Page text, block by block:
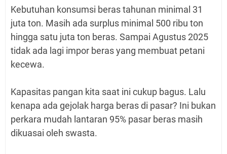
Kebutuhan konsumsi beras tahunan minimal 31
juta ton. Masih ada surplus minimal 500 ribu ton
hingga satu juta ton beras. Sampai Agustus 2025
tidak ada lagi impor beras yang membuat petani
kecewa.
Kapasitas pangan kita saat ini cukup bagus. Lalu
kenapa ada gejolak harga beras di pasar? Ini bukan
perkara mudah lantaran 95% pasar beras masih
dikuasai oleh swasta.